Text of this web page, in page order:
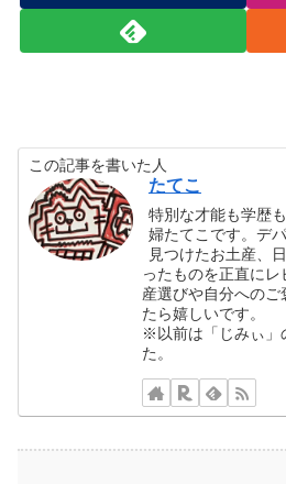
この記事を書いた人
たてこ
特別な才能も学歴
婦たてこです。デ
見つけたお土産、
ったものを正直に
産選びや自分へのご
たら嬉しいです。
※以前は「じみぃ」
た。